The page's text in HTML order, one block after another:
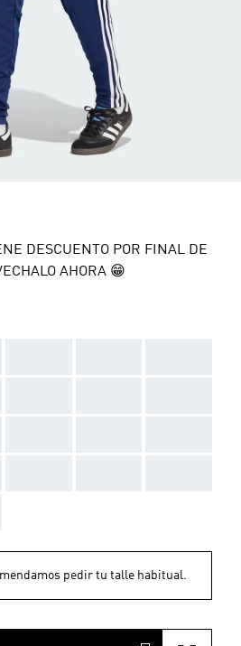
DESCUENTO POR FINAL DE
AHORA 😁
pedir tu talle habitual.